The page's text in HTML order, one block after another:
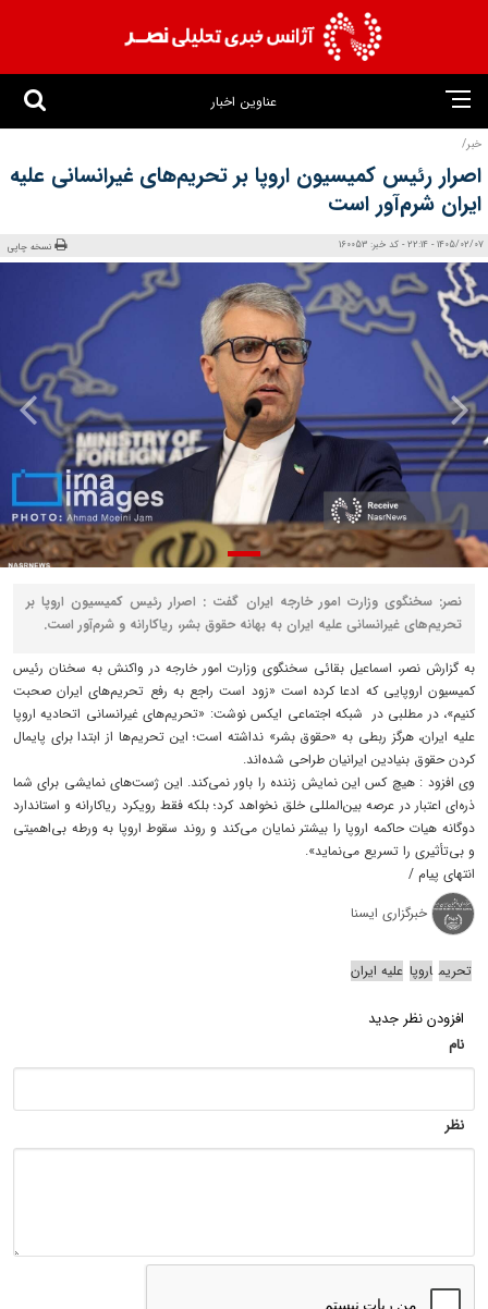
عناوین اخبار
خبر/
اصرار رئیس کمیسیون اروپا بر تحریم‌های غیرانسانی علیه
ایران شرم‌آور است
1405/02/07 - 22:14 - کد خبر: 160053 نسخه چاپی
نصر: سخنگوی وزارت امور خارجه ایران گفت : اصرار رئیس کمیسیون اروپا بر
تحریم‌های غیرانسانی علیه ایران به بهانه حقوق بشر، ریاکارانه و شرم‌آور است.
به گزارش نصر، اسماعیل بقائی سخنگوی وزارت امور خارجه در واکنش به سخنان رئیس
کمیسیون اروپایی که ادعا کرده است «زود است راجع به رفع تحریم‌های ایران صحبت
کنیم»، در مطلبی در شبکه اجتماعی ایکس نوشت: «تحریم‌های غیرانسانی اتحادیه اروپا
علیه ایران، هرگز ربطی به «حقوق بشر» نداشته است؛ این تحریم‌ها از ابتدا برای پایمال
کردن حقوق بنیادین ایرانیان طراحی شده‌اند.
وی افزود : هیچ کس این نمایش زننده را باور نمی‌کند. این ژست‌های نمایشی برای شما
ذره‌ای اعتبار در عرصه بین‌المللی خلق نخواهد کرد؛ بلکه فقط رویکرد ریاکارانه و استاندارد
دوگانه هیات حاکمه اروپا را بیشتر نمایان می‌کند و روند سقوط اروپا به ورطه بی‌اهمیتی
و بی‌تأثیری را تسریع می‌نماید».
انتهای پیام /
خبرگزاری ایسنا
تحریم اروپا علیه ایران
افزودن نظر جدید
نام
نظر